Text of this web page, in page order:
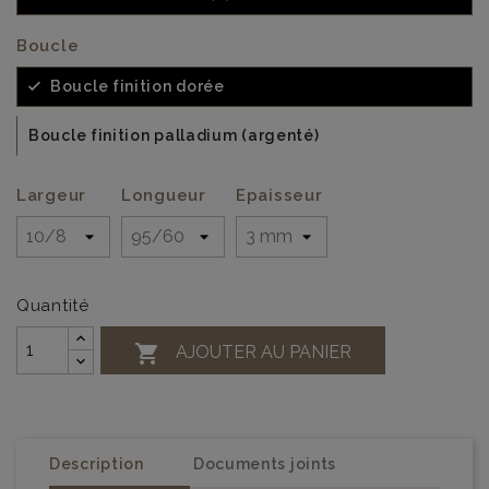
Boucle
Boucle finition dorée
Boucle finition palladium (argenté)
Largeur Longueur Epaisseur
Quantité
 AJOUTER AU PANIER
Description Documents joints